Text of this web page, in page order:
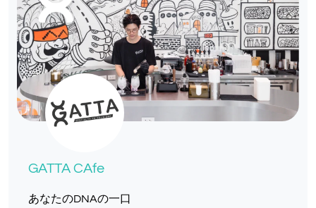
GATTA CAfe
あなたのDNAの一口